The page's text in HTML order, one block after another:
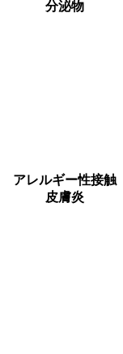
分泌物
アレルギー性接触
皮膚炎